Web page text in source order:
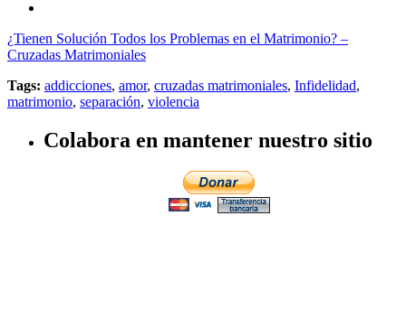
¿Tienen Solución Todos los Problemas en el Matrimonio? –
Cruzadas Matrimoniales
Tags: addicciones, amor, cruzadas matrimoniales, Infidelidad,
matrimonio, separación, violencia
Colabora en mantener nuestro sitio